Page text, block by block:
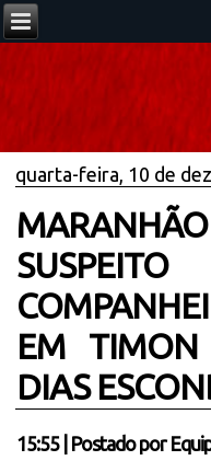
quarta-feira, 10 de
EM TIMON
DIAS
15:55| Postado por